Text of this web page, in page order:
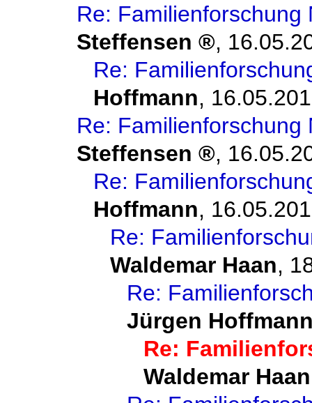
Re: Familienforschung
Steffensen
,
Re:
Hoffmann,
Re: Familienforschung
Steffensen
,
Re:
Hoffmann,
Re:
Waldemar Haan,
Re:
Jürgen
Re:
Waldemar Haan